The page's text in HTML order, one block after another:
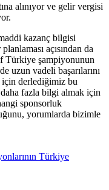
alınıyor ve gelir vergisi
kazanç bilgisi
açısından da
Türkiye şampiyonunun
uzun vadeli başarılarını
derlediğimiz bu
fazla bilgi almak için
sponsorluk
yorumlarda bizimle
Türkiye